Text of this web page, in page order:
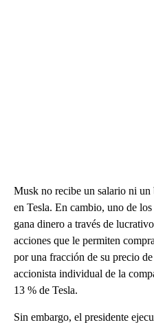
Musk no recibe un salario ni
en Tesla. En cambio, uno de
gana dinero a través de
acciones que le permiten
por una fracción de su precio
accionista individual de la
13 % de Tesla.
Sin embargo, el presidente